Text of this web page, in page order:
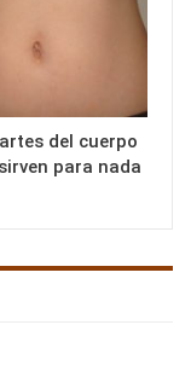
del cuerpo
para nada